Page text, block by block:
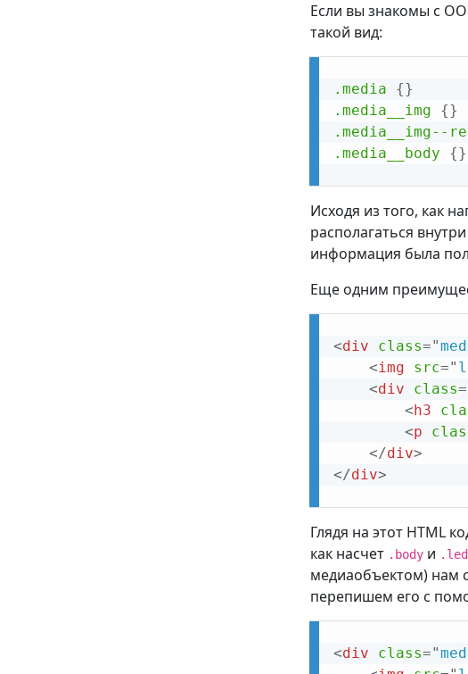
Если вы знакомы с
такой вид:
.media {}
.media__img
{}
.media__img--
.media__body
{}
Исходя из того, как
располагаться
информация была
Еще одним
<div class="
<img src="
<div class=
< h3
<p
</div>
</div>
Глядя на этот HTML
как насчет .body и
медиаобъектом) нам
перепишем его с
<div class="